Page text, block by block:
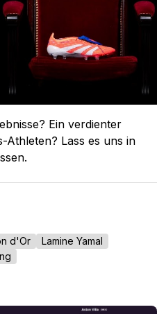
Ein verdienter
Athleten? Lass es uns in
d'Or
Lamine Yamal